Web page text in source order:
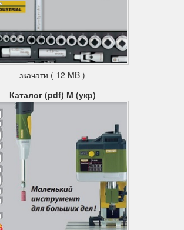
зкачати ( 12 MB )
Каталог (pdf) M (укр)